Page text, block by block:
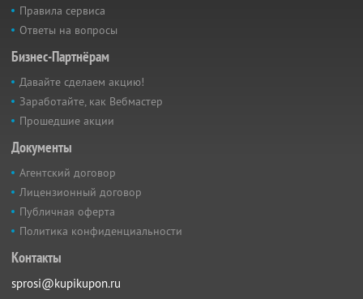
Правила сервиса
Ответы на вопросы
Бизнес-Партнёрам
Давайте сделаем акцию!
Заработайте, как Вебмастер
Прошедшие акции
Документы
Агентский договор
Лицензионный договор
Публичная оферта
Политика конфиденциальности
Контакты
sprosi@kupikupon.ru